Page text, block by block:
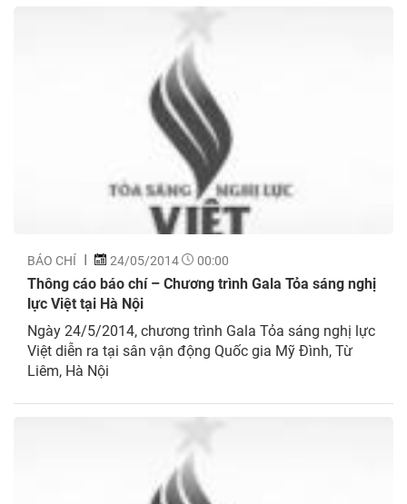
BÁO CHÍ 24/05/2014 00:00
Thông cáo báo chí – Chương trình Gala Tỏa sáng nghị
lực Việt tại Hà Nội
Ngày 24/5/2014, chương trình Gala Tỏa sáng nghị lực
Việt diễn ra tại sân vận động Quốc gia Mỹ Đình, Từ
Liêm, Hà Nội